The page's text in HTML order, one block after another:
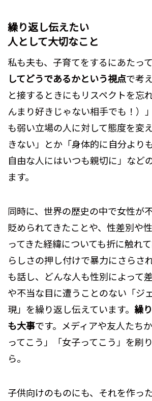
繰り返し伝えたい
人として大切なこと
私も夫も、子育てをするにあたって
してどうであるかという視点で考
と接するときにもリスペクトを忘
んまり好きじゃない相手でも！）
も弱い立場の人に対して態度を変
きない」とか「身体的に自分より
自由な人にはいつも親切に」など
ます。
同時に、世界の歴史の中で女性が
貶められてきたことや、性差別や
ってきた経緯についても折に触れ
らしさの押し付けで暴力にさらさ
も話し、どんな人も性別によって
や不当な目に遭うことのない「ジ
現」を繰り返し伝えています。 繰
も大事です。メディアや友人たち
ってこう」「女子ってこう」を刷
ら。
子供向けのものにも、それを作っ